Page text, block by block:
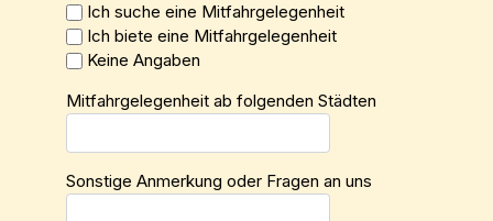
Ich suche eine Mitfahrgelegenheit
Ich biete eine Mitfahrgelegenheit
Keine Angaben
Mitfahrgelegenheit ab folgenden Städten
Sonstige Anmerkung oder Fragen an uns